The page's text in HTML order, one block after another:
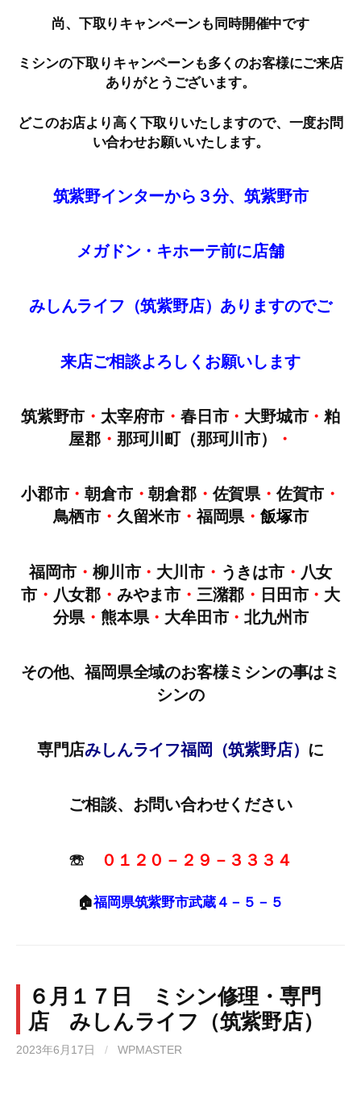
尚、下取りキャンペーンも同時開催中です
ミシンの下取りキャンペーンも多くのお客様にご来店
ありがとうございます。
どこのお店より高く下取りいたしますので、一度お問
い合わせお願いいたします。
筑紫野インターから３分、筑紫野市
メガドン・キホーテ前に店舗
みしんライフ（筑紫野店）ありますのでご
来店ご相談よろしくお願いします
筑紫野市 ・ 太宰府市 ・ 春日市・ 大野城市・粕
屋郡 ・ 那珂川町（那珂川市） ・
小郡市・朝倉市・朝倉郡・佐賀県 ・佐賀市 ・
鳥栖市・ 久留米市・福岡県 ・飯塚市
福岡市 ・柳川市・ 大川市・ うきは市・ 八女
市・ 八女郡・ みやま市・ 三潴郡 ・ 日田市・ 大
分県 ・ 熊本県・ 大牟田市・北九州市
その他、福岡県全域のお客様ミシンの事はミ
シンの
専門店みしんライフ福岡（筑紫野店） に
ご相談、お問い合わせください
☏ ０１２０－２９－３３３４
🏠福岡県筑紫野市武蔵４－５－５
６月１７日 ミシン修理・専門
店 みしんライフ（筑紫野店）
2023年6月17日 / WPMASTER